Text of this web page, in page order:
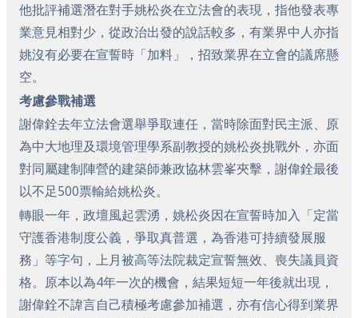
他批評補選潛在對手姚松炎在立法會的表現，指他發表專
業意見相對少，從政治出發的說話較多，有業界中人亦指
姚沒有必要在宣誓時「加料」，招致業界在立會的議席懸
空。
考慮參戰補選
謝偉銓去年立法會選舉爭取連任，當時除面對民主派、原
為中大地理及環境管理學系副教授的姚松炎挑戰外，亦面
對同屬建制陣營的建築師兼政協林雲峯夾擊，謝偉銓最後
以不足500票輸給姚松炎。
轉眼一年，政壇風起雲湧，姚松炎因在宣誓時加入「定當
守護香港制度公義，爭取真普選，為香港可持續發展服
務」等字句，上月被高等法院裁定宣誓無效、喪失議員資
格。原本以為4年一次的機會，結果短短一年後就出現，
謝偉銓不諱言自己積極考慮參加補選，亦有信心得到業界